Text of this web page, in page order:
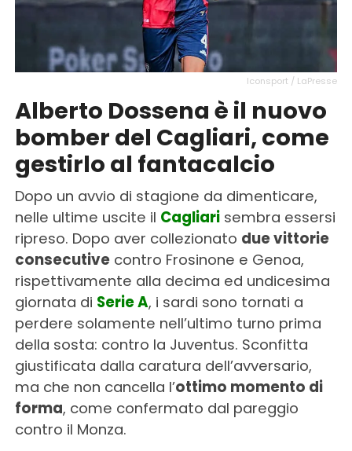
Iconsport / LaPresse
Alberto Dossena è il nuovo
bomber del Cagliari, come
gestirlo al fantacalcio
Dopo un avvio di stagione da dimenticare,
nelle ultime uscite il Cagliari sembra essersi
ripreso. Dopo aver collezionato due vittorie
consecutivecontro Frosinone e Genoa,
rispettivamente alla decima ed undicesima
giornata di Serie A, i sardi sono tornati a
perdere solamente nell’ultimo turno prima
della sosta: contro la Juventus. Sconfitta
giustificata dalla caratura dell’avversario,
ma che non cancella l’ottimo momento di
forma, come confermato dal pareggio
contro il Monza.